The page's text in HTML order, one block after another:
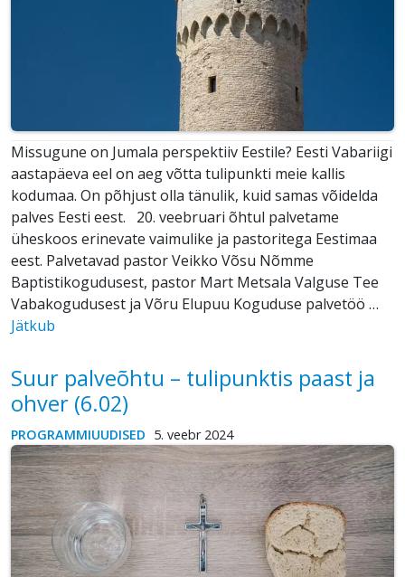
Missugune on Jumala perspektiiv Eestile? Eesti Vabariigi
aastapäeva eel on aeg võtta tulipunkti meie kallis
kodumaa. On põhjust olla tänulik, kuid samas võidelda
palves Eesti eest. 20. veebruari õhtul palvetame
üheskoos erinevate vaimulike ja pastoritega Eestimaa
eest. Palvetavad pastor Veikko Võsu Nõmme
Baptistikogudusest, pastor Mart Metsala Valguse Tee
Vabakogudusest ja Võru Elupuu Koguduse palvetöö …
Jätkub
Suur palveõhtu – tulipunktis paast ja
ohver (6.02)
PROGRAMMIUUDISED 5. veebr 2024